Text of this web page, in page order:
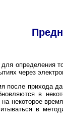
определения
через
после прихода
в
некоторое
в